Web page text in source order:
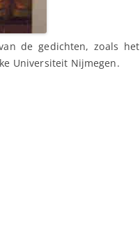
de gedichten, zoals het
Universiteit Nijmegen.